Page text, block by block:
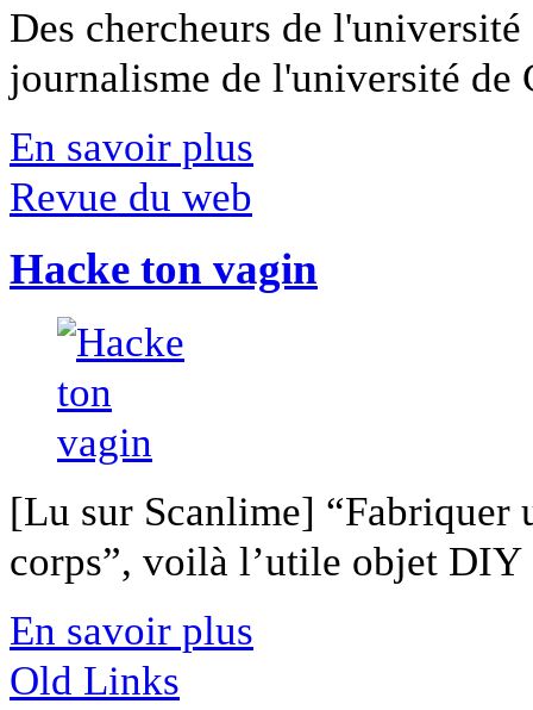
Des chercheurs de
journalisme de l'université
En savoir plus
Revue du web
Hacke ton vagin
[Lu sur Scanlime] “Fabriquer
corps”, voilà l’utile objet
En savoir plus
Old Links